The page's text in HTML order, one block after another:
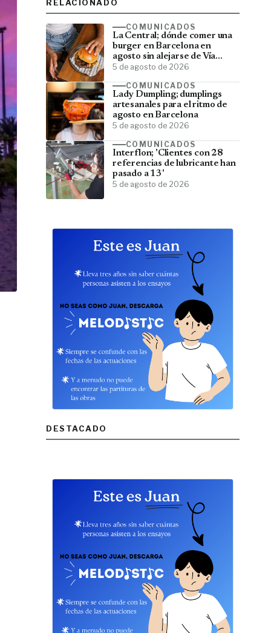
RELACIONADO
COMUNICADOS
La Central; dónde comer una
burger en Barcelona en
agosto sin alejarse de Vía
Laietana
5 de agosto de 2026
COMUNICADOS
Lady Dumpling; dumplings
artesanales para el ritmo de
agosto en Barcelona
5 de agosto de 2026
COMUNICADOS
Interflon; 'Clientes con 28
referencias de lubricante han
pasado a 13'
5 de agosto de 2026
DESTACADO